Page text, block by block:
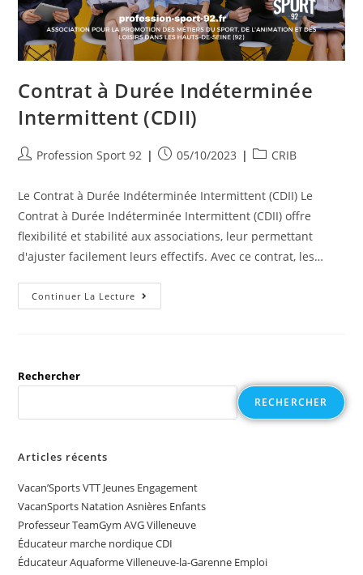
Contrat à Durée Indéterminée
Intermittent (CDII)
Profession Sport 92 05/10/2023 CRIB
Le Contrat à Durée Indéterminée Intermittent (CDII) Le
Contrat à Durée Indéterminée Intermittent (CDII) offre
flexibilité et stabilité aux associations, leur permettant
d'ajuster facilement leurs effectifs. Avec ce contrat, les…
Continuer La Lecture
Rechercher
RECHERCHER
Articles récents
Vacan’Sports VTT Jeunes Engagement
VacanSports Natation Asnières Enfants
Professeur TeamGym AVG Villeneuve
Éducateur marche nordique CDI
Éducateur Aquaforme Villeneuve-la-Garenne Emploi